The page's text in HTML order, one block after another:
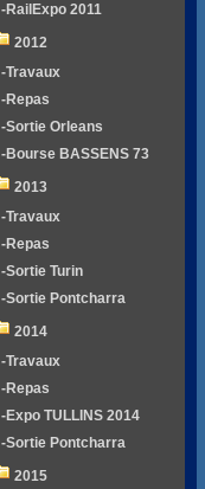
-RailExpo 2011
2012
-Travaux
-Repas
-Sortie Orleans
-Bourse BASSENS 73
2013
-Travaux
-Repas
-Sortie Turin
-Sortie Pontcharra
2014
-Travaux
-Repas
-Expo TULLINS 2014
-Sortie Pontcharra
2015